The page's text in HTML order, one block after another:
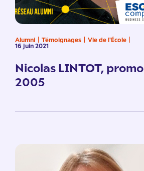
Alumni Témoignages Vie de l'École
16 juin 2021
Nicolas LINTOT, promo
2005